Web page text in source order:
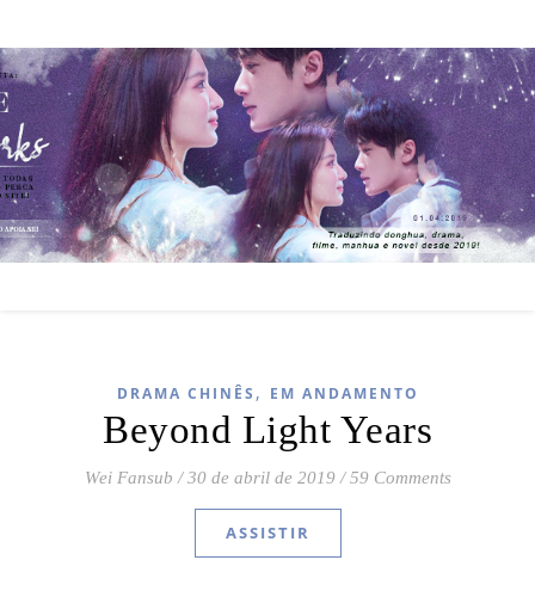
DRAMA CHINÊS , EM ANDAMENTO
Beyond Light Years
Wei Fansub / 30 de abril de 2019 / 59 Comments
ASSISTIR